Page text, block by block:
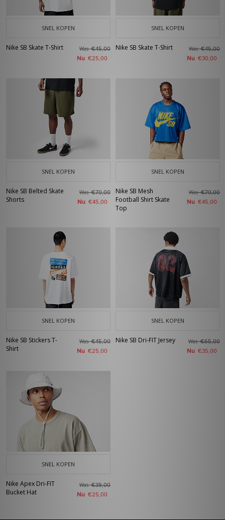
SNEL KOPEN
Nike SB Skate T-Shirt Was€45,00
Nu €25,00
SNEL KOPEN
Nike SB Skate T-Shirt Was€45,00
Nu €30,00
SNEL KOPEN
Nike SB Belted Skate
Shorts
Was€70,00
Nu €45,00
SNEL KOPEN
Nike SB Mesh
Football Shirt Skate
Top
Was€70,00
Nu €45,00
SNEL KOPEN
Nike SB Stickers T-
Shirt
Was€45,00
Nu €25,00
SNEL KOPEN
Nike SB Dri-FIT Jersey Was€65,00
Nu €35,00
SNEL KOPEN
Nike Apex Dri-FIT
Bucket Hat
Was€39,00
Nu €25,00